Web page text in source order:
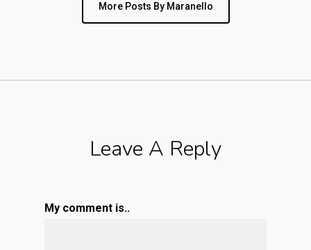
More Posts By Maranello
Leave A Reply
My comment is..